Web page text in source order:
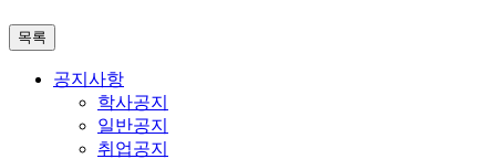
목록
공지사항
학사공지
일반공지
취업공지